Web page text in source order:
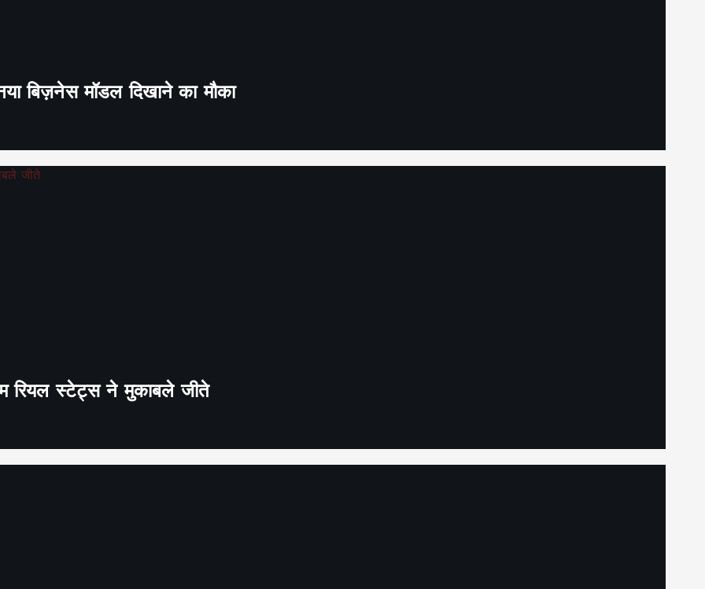
बिज़नेस मॉडल दिखाने का मौका
रियल स्टेट्स ने मुकाबले जीते